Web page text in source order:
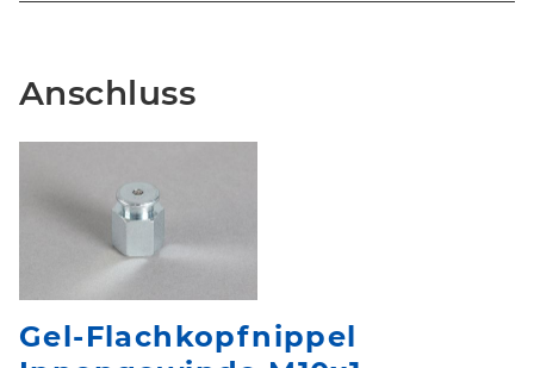
Anschluss
Gel-Flachkopfnippel